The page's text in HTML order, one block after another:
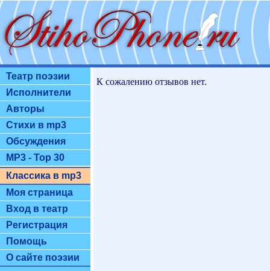
Театр поэзии
Исполнители
Авторы
Стихи в mp3
Обсуждения
MP3 - Top 30
Классика в mp3
Моя страница
Вход в театр
Регистрация
Помощь
О сайте поэзии
К сожалению отзывов нет.